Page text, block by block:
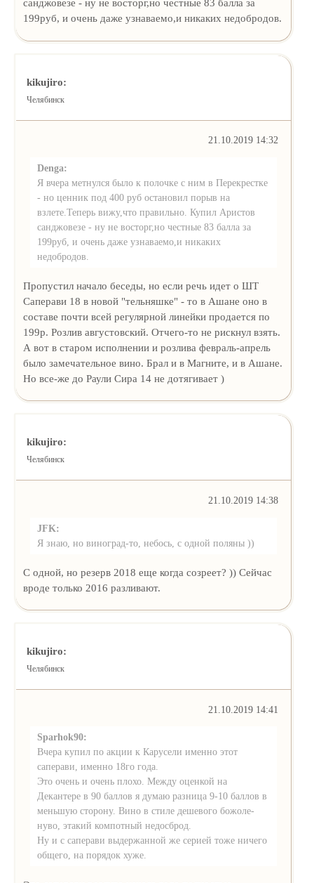
санджовезе - ну не восторг,но честные 83 балла за
199руб, и очень даже узнаваемо,и никаких недобродов.
kikujiro:
Челябинск
21.10.2019 14:32
Denga:
Я вчера метнулся было к полочке с ним в Перекрестке
- но ценник под 400 руб остановил порыв на
взлете.Теперь вижу,что правильно. Купил Аристов
санджовезе - ну не восторг,но честные 83 балла за
199руб, и очень даже узнаваемо,и никаких
недобродов.
Пропустил начало беседы, но если речь идет о ШТ
Саперави 18 в новой "тельняшке" - то в Ашане оно в
составе почти всей регулярной линейки продается по
199р. Розлив августовский. Отчего-то не рискнул взять.
А вот в старом исполнении и розлива февраль-апрель
было замечательное вино. Брал и в Магните, и в Ашане.
Но все-же до Раули Сира 14 не дотягивает )
kikujiro:
Челябинск
21.10.2019 14:38
JFK:
Я знаю, но виноград-то, небось, с одной поляны ))
С одной, но резерв 2018 еще когда созреет? )) Сейчас
вроде только 2016 разливают.
kikujiro:
Челябинск
21.10.2019 14:41
Sparhok90:
Вчера купил по акции к Карусели именно этот
саперави, именно 18го года.
Это очень и очень плохо. Между оценкой на
Декантере в 90 баллов я думаю разница 9-10 баллов в
меньшую сторону. Вино в стиле дешевого божоле-
нуво, этакий компотный недосброд.
Ну и с саперави выдержанной же серией тоже ничего
общего, на порядок хуже.